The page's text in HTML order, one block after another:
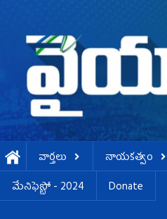
వార్తలు నాయకత్వం
మేనిఫెస్టో - 2024
Donate